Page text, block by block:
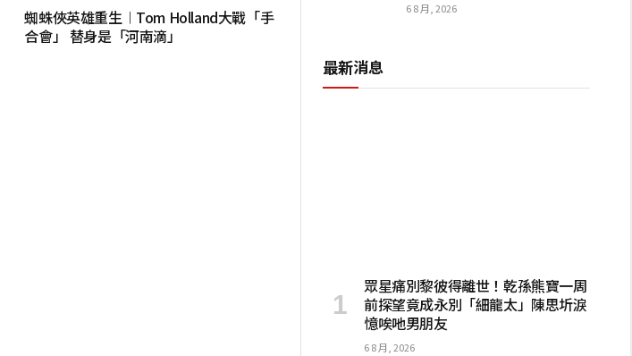
蜘蛛俠英雄重生︱Tom Holland大戰「手
合會」 替身是「河南滴」
6 8 月, 2026
最新消息
眾星痛別黎彼得離世！乾孫熊寶一周
前探望竟成永別「細龍太」陳思圻淚
憶唉吔男朋友
6 8 月, 2026